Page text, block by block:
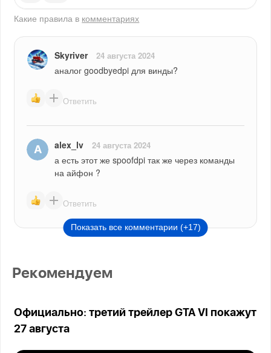
Какие правила в комментариях
Skyriver 24 августа 2024
аналог goodbyedpi для винды?
Ответить
alex_lv 24 августа 2024
а есть этот же spoofdpi так же через команды
на айфон ?
Ответить
Показать все комментарии (+17)
Рекомендуем
Официально: третий трейлер GTA VI покажут
27 августа